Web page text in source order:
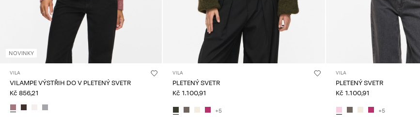
NOVINKY
VILA
VILAMPE VÝSTŘIH DO V PLETENÝ SVETR
Kč 856,21
VILA
PLETENÝ SVETR
Kč 1.100,91
+5
VILA
PLETENÝ SVETR
Kč 1.100,91
+5